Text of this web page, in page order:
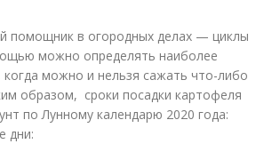
помощник в огородных делах — циклы
можно определять наиболее
можно и нельзя сажать что-либо
образом, сроки посадки картофеля
по Лунному календарю 2020 года:
дни: